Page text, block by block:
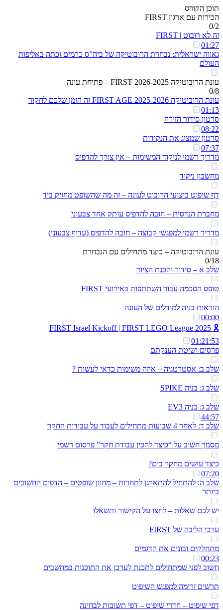
תוכן הקורס
הכירות עם ארגון FIRST
0/2
זה לא רובוט | FIRST
01:27
גאווה ישראלית: נבחרת הרובוטיקה של ביה”ס כרמים זכתה באליפות
העולם
עונת הרובוטיקה 2026-2025 FIRST – פתיחת עונה
0/8
עונת הרובוטיקה 2025-2026 FIRST AGE זה הזמן שלכם לחקור
01:13
סרטון סידור הזירה
08:22
סרטון שמציג את הנקודות
07:37
מדריך רשמי לניקוד המשימות – אין צורך להדפיס
מחשבון ניקוד
דף שיפוט ביצועי הרובוט לעונה – זה מה שהשופט מחזיק ביד
מחברת הנדסית – חובה להדפיס עותק אחד צבעוני
מדריך רשמי למפגשי קבוצה – חובה להדפיס (עדיף צבעוני)
עונת הרובוטיקה – כיצד מתחילים עם הנבחרת
0/18
שלב א – סידור והכנת הציוד
טופס הסכמה עבור השתתפות באירועי FIRST
הוראות בניה למודלים של העונה
00:00
🎗️ 2025 FIRST Israel Kickoff | FIRST LEGO League
01:21:53
פרסים ושיטת הענקתם
שלב ב: אסטרטגיה – איזה משימות כדאי לעשות ?
שלב ג: בניה SPIKE
שלב ג: בניה EV3
44:57
שלב ד: לאחר 4 שבועות מתחילים לעבוד על עבודות החקר
מסמך חשוב על “כיצד להכין עבודת חקר” פרסום רשמי
כיצד עושים מחקר בים?
07:20
שלב ה: להתחיל להתארגן לתחרות – מחוון שופטים – הדפים החשובים
ביותר
יש לכם שאלות – לחצו על הקישור ותשאלו
ערכי הליבה של FIRST
מתחלקים ובונים את הדגמים
00:23
חשוב לפני שמתחילים לתכנת לעדכן את התוכנות במחשבים
תרשים זרימה למפגש השיפוט
דפי שיפוט – חדרי שיפוט – דפי תשובות לבחינה